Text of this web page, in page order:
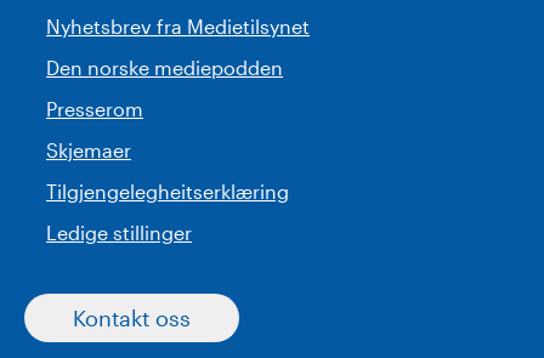
Nyhetsbrev fra Medietilsynet
Den norske mediepodden
Presserom
Skjemaer
Tilgjengelegheitserklæring
Ledige stillinger
Kontakt oss